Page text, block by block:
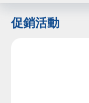
促銷活動